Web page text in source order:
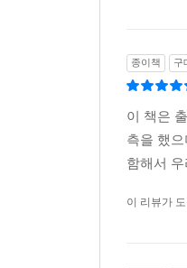
아니라 경제
이 책이 말하
투자를 할 것
는 반드시
애널리스트
종이책 구
이 책은
측을 했
함해서
이 리뷰가